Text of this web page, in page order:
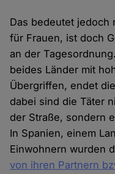
Das bedeutet jedoch
für Frauen, ist doch
an der
beides Länder mit
Übergriffen, endet
dabei sind die Täter
der Straße, sondern
In Spanien, einem
Einwohnern wurden
von ihren Partnern